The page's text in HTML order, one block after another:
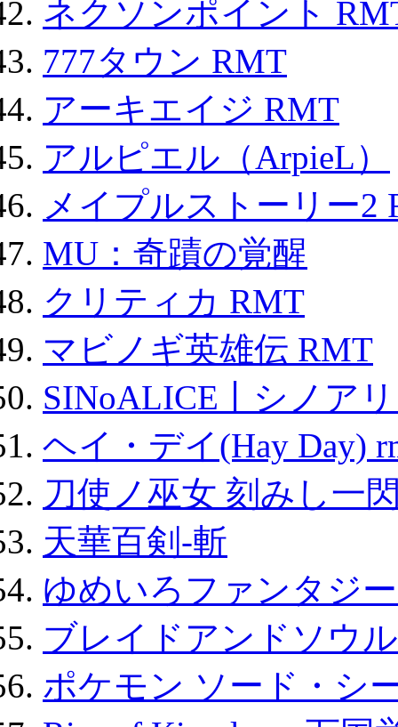
ネクソンポイント
777タウン RMT
アーキエイジ RMT
アルピエル（ArpieL）
メイプルストーリー2
MU：奇蹟の覚醒
クリティカ RMT
マビノギ英雄伝 RMT
SINoALICE丨シノア
ヘイ・デイ(Hay Day)
刀使ノ巫女 刻みし一
天華百剣-斬
ゆめいろファンタジ
ブレイドアンドソウ
ポケモン ソード・シ